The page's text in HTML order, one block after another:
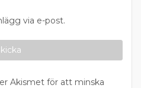
via e-post.
Akismet för att minska